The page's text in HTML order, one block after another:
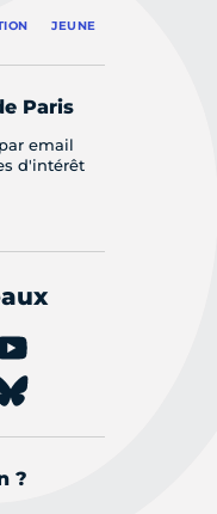
JEUNE
Paris
email
d'intérêt
?